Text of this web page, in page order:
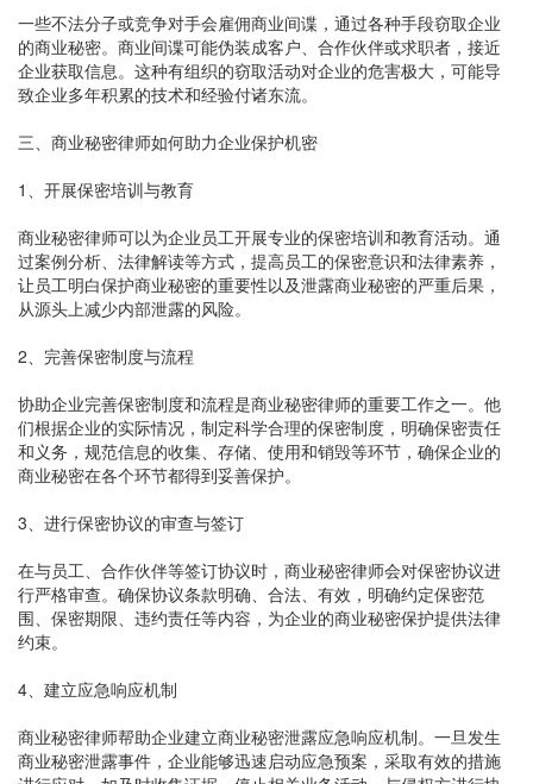
一些不法分子或竞争对手会雇佣商业间谍，通过各种手段窃取企业
的商业秘密。商业间谍可能伪装成客户、合作伙伴或求职者，接近
企业获取信息。这种有组织的窃取活动对企业的危害极大，可能导
致企业多年积累的技术和经验付诸东流。
三、商业秘密律师如何助力企业保护机密
1、开展保密培训与教育
商业秘密律师可以为企业员工开展专业的保密培训和教育活动。通
过案例分析、法律解读等方式，提高员工的保密意识和法律素养，
让员工明白保护商业秘密的重要性以及泄露商业秘密的严重后果，
从源头上减少内部泄露的风险。
2、完善保密制度与流程
协助企业完善保密制度和流程是商业秘密律师的重要工作之一。他
们根据企业的实际情况，制定科学合理的保密制度，明确保密责任
和义务，规范信息的收集、存储、使用和销毁等环节，确保企业的
商业秘密在各个环节都得到妥善保护。
3、进行保密协议的审查与签订
在与员工、合作伙伴等签订协议时，商业秘密律师会对保密协议进
行严格审查。确保协议条款明确、合法、有效，明确约定保密范
围、保密期限、违约责任等内容，为企业的商业秘密保护提供法律
约束。
4、建立应急响应机制
商业秘密律师帮助企业建立商业秘密泄露应急响应机制。一旦发生
商业秘密泄露事件，企业能够迅速启动应急预案，采取有效的措施